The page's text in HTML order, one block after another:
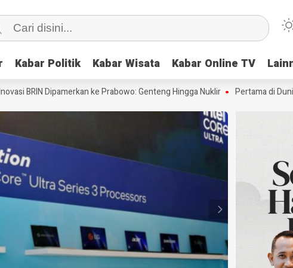
Kabar Politik Kabar Wisata Kabar Online TV
Kabar Politik Kabar Wisata Kabar Online TV
Dipamerkan ke Prabowo: Genteng Hingga Nuklir Pertama di Dunia: